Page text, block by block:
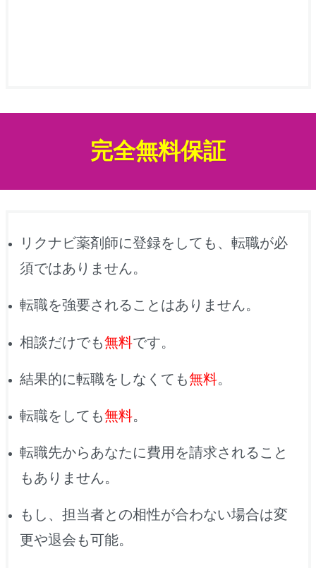
完全無料保証
リクナビ薬剤師に登録をしても、転職が必
須ではありません。
転職を強要されることはありません。
相談だけでも無料です。
結果的に転職をしなくても無料。
転職をしても無料。
転職先からあなたに費用を請求されること
もありません。
もし、 担当者との相性が合わない場合は変
更や退会も可能。